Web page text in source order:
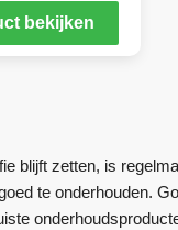
bekijken
blijft zetten, is
te onderhouden.